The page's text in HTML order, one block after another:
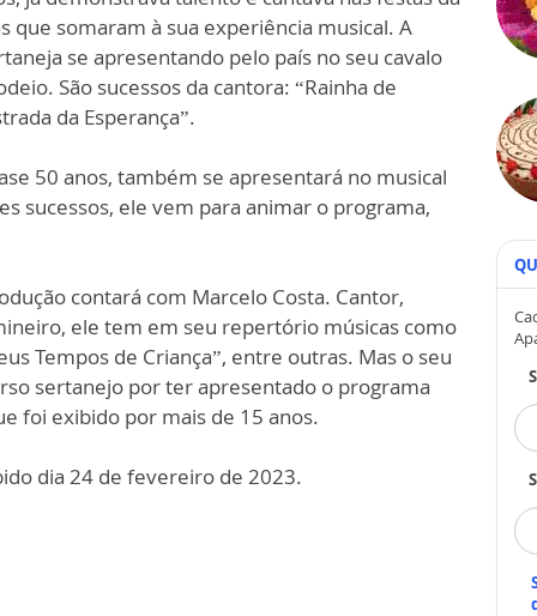
que somaram à sua experiência musical. A
se apresentando pelo país no seu cavalo
São sucessos da cantora: “Rainha de
da Esperança”.
50 anos, também se apresentará no musical
sucessos, ele vem para animar o programa,
contará com Marcelo Costa. Cantor,
ele tem em seu repertório músicas como
Tempos de Criança”, entre outras. Mas o seu
sertanejo por ter apresentado o programa
foi exibido por mais de 15 anos.
dia 24 de fevereiro de 2023.